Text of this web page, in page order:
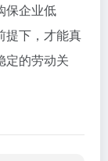
保企业低
提下，才能真
定的劳动关